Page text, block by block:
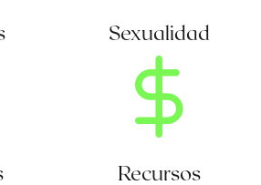
Sexualidad
Recursos